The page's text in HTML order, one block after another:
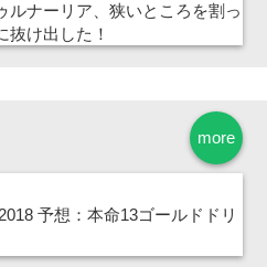
ルナーリア、狭いところを割っ
抜け出した！
more
予想：本命13ゴールドドリ